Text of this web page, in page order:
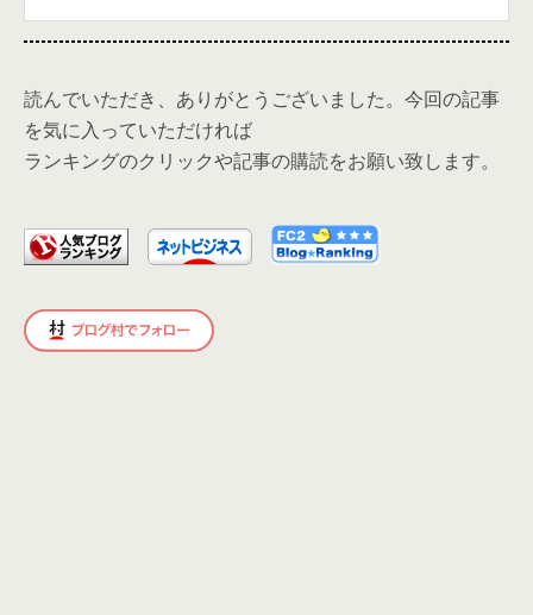
読んでいただき、ありがとうございました。今回の記事
を気に入っていただければ
ランキングのクリックや記事の購読をお願い致します。